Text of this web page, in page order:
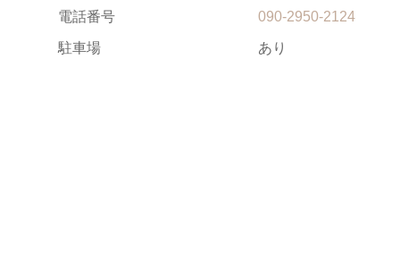
電話番号 090-2950-2124
駐車場 あり